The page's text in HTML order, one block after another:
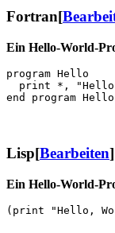
Fortran[
Ein Hello-World-
program Hello
print *,
Lisp[Bearbeiten]
Ein Hello-World-